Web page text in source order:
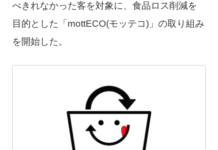
べきれなかった客を対象に、食品ロス削減を
目的とした「mottECO(モッテコ)」の取り組み
を開始した。